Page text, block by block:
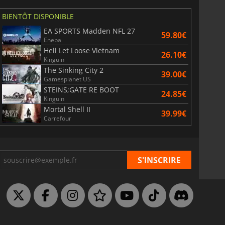
BIENTÔT DISPONIBLE
EA SPORTS Madden NFL 27
Eneba 59.80€
Hell Let Loose Vietnam
Kinguin 26.10€
The Sinking City 2
Gamesplanet US 39.00€
STEINS;GATE RE BOOT
Kinguin 24.85€
Mortal Shell II
Carrefour 39.99€